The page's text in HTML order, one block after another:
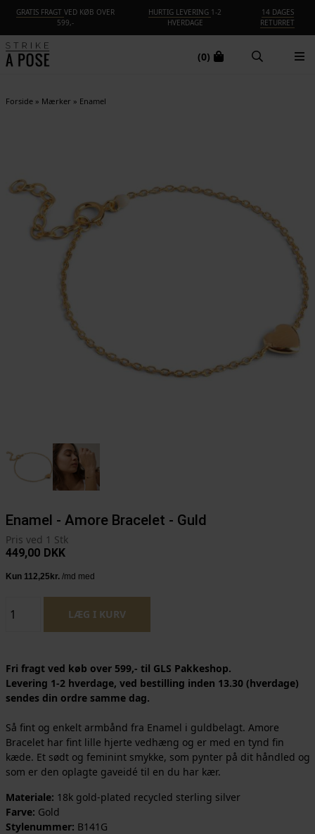
GRATIS FRAGT VED KØB OVER
599,-
HURTIG LEVERING 1-2
HVERDAGE
14 DAGES
RETURRET
(0)
Forside» Mærker » Enamel
Enamel - Amore Bracelet - Guld
Pris ved 1 Stk
449,00 DKK
Fri fragt ved køb over 599,- til GLS Pakkeshop.
Levering 1-2 hverdage, ved bestilling inden 13.30 (hverdage)
sendes din ordre samme dag.
Så fint og enkelt armbånd fra Enamel i guldbelagt. Amore
Bracelet har fint lille hjerte vedhæng og er med en tynd fin
kæde. Et sødt og feminint smykke, som pynter på dit håndled og
som er den oplagte gaveidé til en du har kær.
Materiale: 18k gold-plated recycled sterling silver
Farve: Gold
Stylenummer: B141G